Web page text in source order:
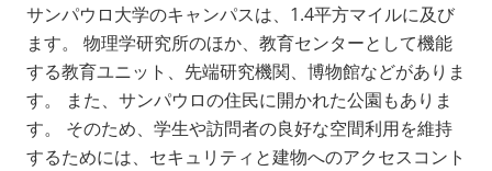
サンパウロ大学のキャンパスは、1.4平方マイルに及び
ます。 物理学研究所のほか、教育センターとして機能
する教育ユニット、先端研究機関、博物館などがありま
す。 また、サンパウロの住民に開かれた公園もありま
す。 そのため、学生や訪問者の良好な空間利用を維持
するためには、セキュリティと建物へのアクセスコント